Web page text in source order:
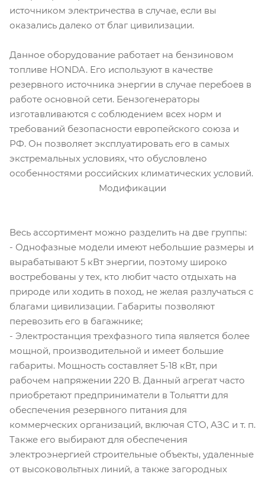
источником электричества в случае, если вы
оказались далеко от благ цивилизации.
Данное оборудование работает на бензиновом
топливе HONDA. Его используют в качестве
резервного источника энергии в случае перебоев в
работе основной сети. Бензогенераторы
изготавливаются с соблюдением всех норм и
требований безопасности европейского союза и
РФ. Он позволяет эксплуатировать его в самых
экстремальных условиях, что обусловлено
особенностями российских климатических условий.
Модификации
Весь ассортимент можно разделить на две группы:
- Однофазные модели имеют небольшие размеры и
вырабатывают 5 кВт энергии, поэтому широко
востребованы у тех, кто любит часто отдыхать на
природе или ходить в поход, не желая разлучаться с
благами цивилизации. Габариты позволяют
перевозить его в багажнике;
- Электростанция трехфазного типа является более
мощной, производительной и имеет большие
габариты. Мощность составляет 5-18 кВт, при
рабочем напряжении 220 В. Данный агрегат часто
приобретают предприниматели в Тольятти для
обеспечения резервного питания для
коммерческих организаций, включая СТО, АЗС и т. п.
Также его выбирают для обеспечения
электроэнергией строительные объекты, удаленные
от высоковольтных линий, а также загородных